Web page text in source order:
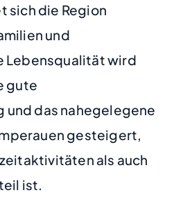
sich die Region
und
Lebensqualität wird
gute
und das nahegelegene
gesteigert,
als auch
ist.